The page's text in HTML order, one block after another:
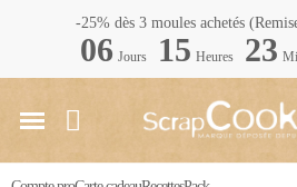
-25% dès 3 moules achetés
06 Jours 15 Heures 23